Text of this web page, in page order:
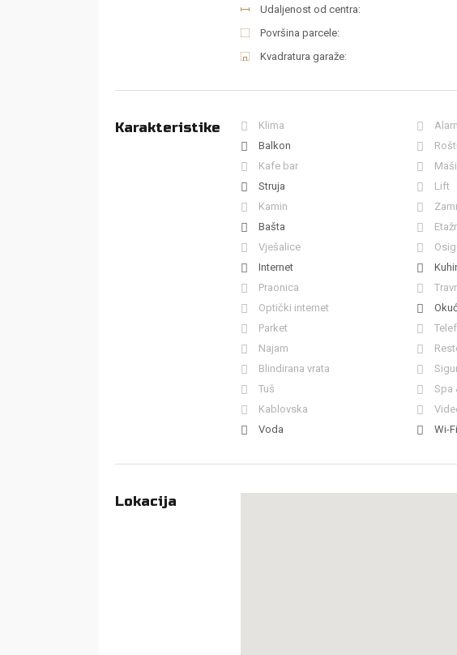
Udaljenost od centra:
Površina parcele:
Kvadratura garaže:
Karakteristike Klima
Balkon
Kafe bar
Struja
Lift
Kamin
Bašta
Vješalice
Internet
Praonica
Optički internet
Parket
Najam
Blindirana vrata
Tuš
Spa
Kablovska
Voda
Wi-Fi
Lokacija